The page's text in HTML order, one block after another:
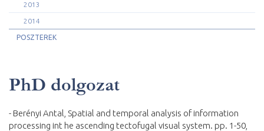
2013
2014
POSZTEREK
PhD dolgozat
- Berényi Antal, Spatial and temporal analysis of information
processing int he ascending tectofugal visual system. pp. 1-50,